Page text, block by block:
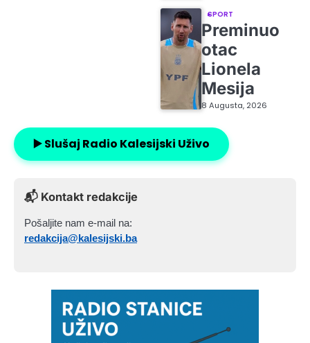
SPORT
Preminuo
otac
Lionela
Mesija
8 Augusta, 2026
▶️ Slušaj Radio Kalesijski Uživo
📬 Kontakt redakcije
Pošaljite nam e-mail na:
redakcija@kalesijski.ba